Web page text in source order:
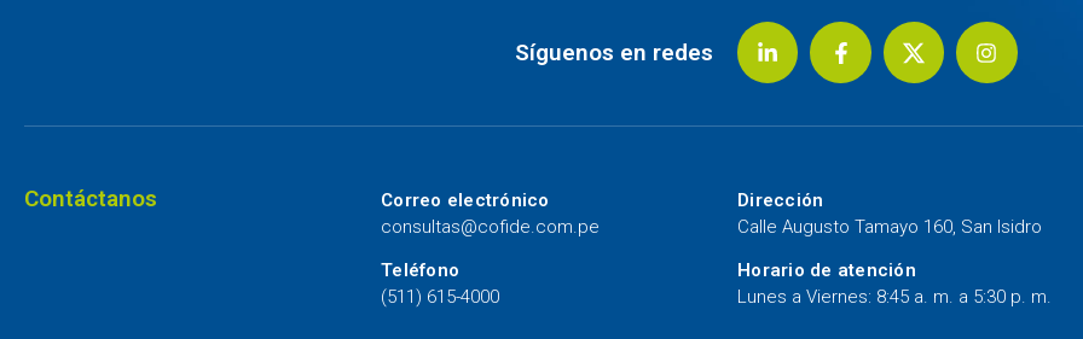
Síguenos en redes
Contáctanos
Correo electrónico
consultas@cofide.com.pe
Teléfono
(511) 615-4000
Dirección
Calle Augusto Tamayo 160, San Isidro
Horario de atención
Lunes a Viernes: 8:45 a. m. a 5:30 p. m.